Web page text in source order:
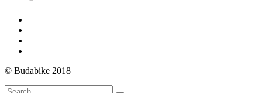
© Budabike 2018